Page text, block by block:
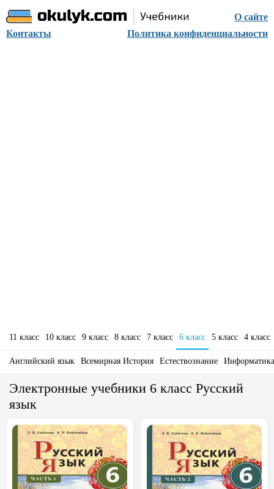
О сайте
Контакты
Политика конфиденциальности
11 класс 10 класс 9 класс 8 класс 7 класс 6 класс 5 класс 4 класс
Английский язык Всемирная История Естествознание Информатика
Электронные учебники 6 класс Русский
язык